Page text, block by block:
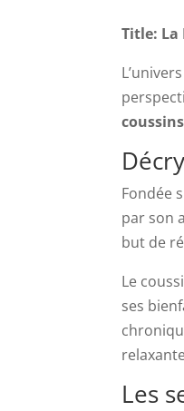
Title: La
Fondée
par son
but de
Le
ses
Les